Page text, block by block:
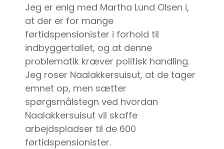
Jeg er enig med Martha Lund Olsen i,
at der er for mange
førtidspensionister i forhold til
indbyggertallet, og at denne
problematik kræver politisk handling.
Jeg roser Naalakkersuisut, at de tager
emnet op, men sætter
spørgsmålstegn ved hvordan
Naalakkersuisut vil skaffe
arbejdspladser til de 600
førtidspensionister.